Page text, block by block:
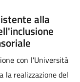
controlli-.
in città di
a Roma,